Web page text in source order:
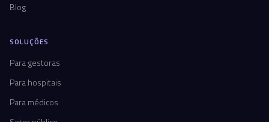
Blog
SOLUÇÕES
Para gestoras
Para hospitais
Para médicos